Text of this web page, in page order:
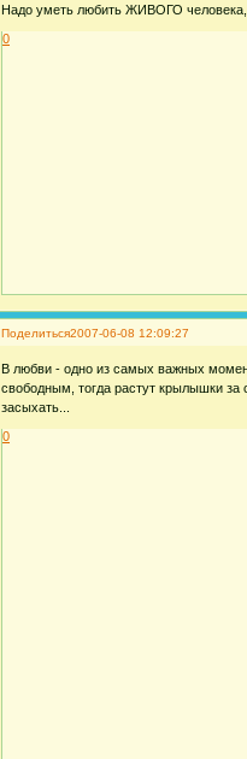
Надо уметь любить ЖИВОГО
0
Поделиться2007-06-08 12:09:27
В любви - одно из самых важных
свободным, тогда растут крылышки
засыхать...
0